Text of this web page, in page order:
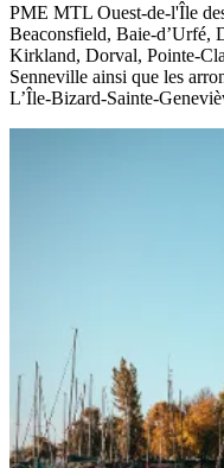
PME MTL Ouest-de-l'Île
Beaconsfield, Baie-d’Urfé,
Kirkland, Dorval, Pointe-
Senneville ainsi que les
L’Île-Bizard-Sainte-